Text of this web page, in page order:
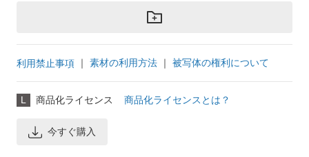
利用禁止事項 ｜ 素材の利用方法 ｜ 被写体の権利について
L 商品化ライセンス 商品化ライセンスとは？
今すぐ購入